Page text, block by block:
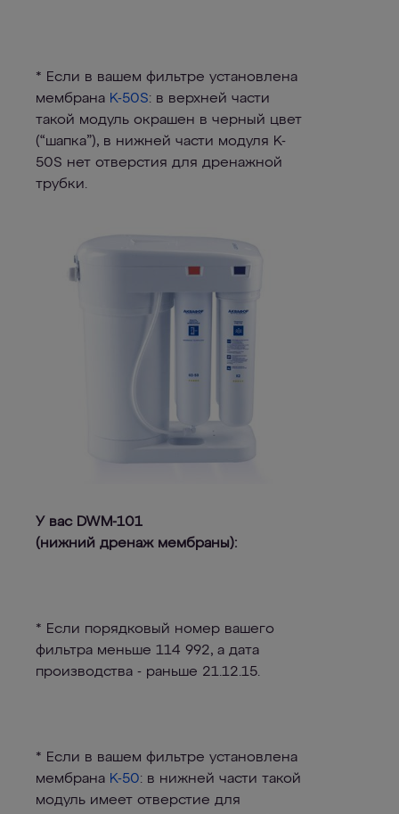
* Если в вашем фильтре установлена
мембрана K-50S: в верхней части
такой модуль окрашен в черный цвет
(“шапка”), в нижней части модуля K-
50S нет отверстия для дренажной
трубки.
У вас DWM-101
(нижний дренаж мембраны):
* Если порядковый номер вашего
фильтра меньше 114 992, а дата
производства - раньше 21.12.15.
* Если в вашем фильтре установлена
мембрана K-50: в нижней части такой
модуль имеет отверстие для